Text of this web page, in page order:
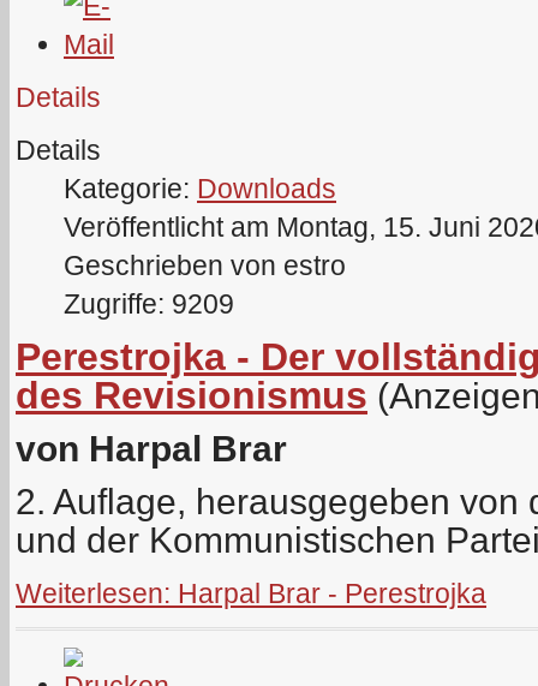
Details
Details
Kategorie: Downloads
Veröffentlicht am Montag, 15. Juni
Geschrieben von estro
Zugriffe: 9209
Perestrojka - Der
des Revisionismus
von Harpal Brar
2. Auflage, herausgegeben von
und der Kommunistischen
Weiterlesen: Harpal Brar - Perestrojka